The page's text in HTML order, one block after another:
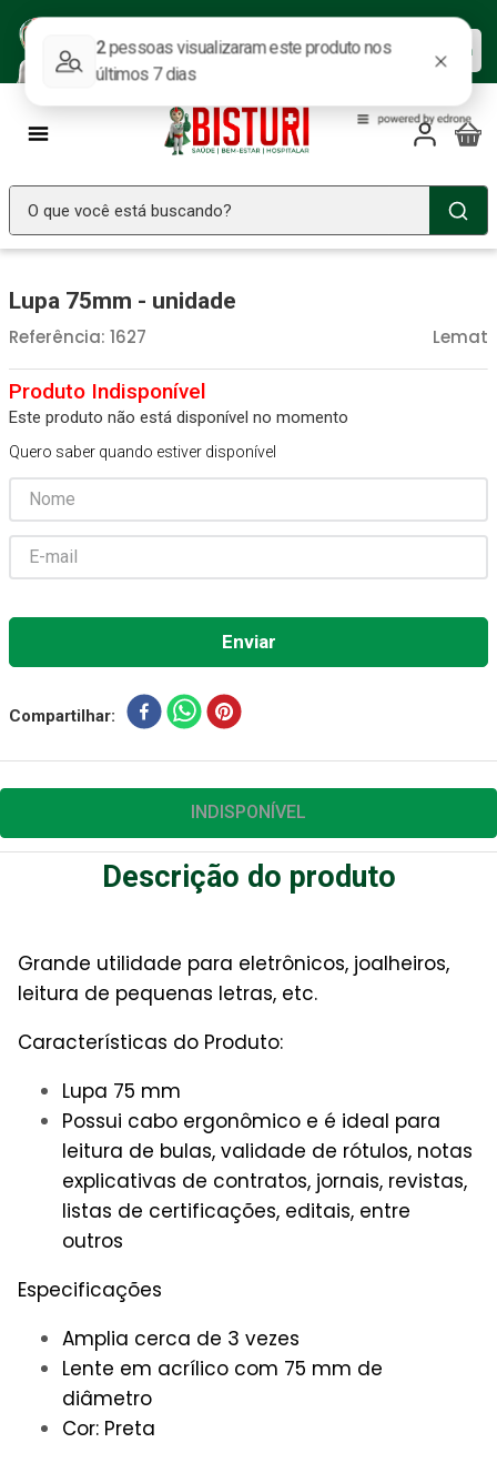
Baixe nosso APP e aproveite as
ofertas.
Baixar agora
O que você está buscando?
Lupa 75mm - unidade
Lemat
Referência: 1627
Este produto não está disponível no momento
Quero saber quando estiver disponível
Compartilhar
INDISPONÍVEL
Descrição do produto
Grande utilidade para eletrônicos, joalheiros,
leitura de pequenas letras, etc.
Características do Produto:
Lupa 75 mm
Possui cabo ergonômico e é ideal para
leitura de bulas, validade de rótulos, notas
explicativas de contratos, jornais, revistas,
listas de certificações, editais, entre
outros
Especificações
Amplia cerca de 3 vezes
Lente em acrílico com 75 mm de
diâmetro
Cor: Preta
1º Seringa Insulina
2º Fralda Geriatrica
Luva Latex
4º Littmann
5 º Absorvente Geriatrico
6º
7º Aparelho Pressão